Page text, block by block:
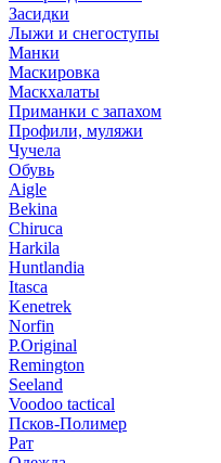
Засидки
Лыжи и снегоступы
Манки
Маскировка
Маскхалаты
Приманки с запахом
Профили, муляжи
Чучела
Обувь
Aigle
Bekina
Chiruсa
Harkila
Huntlandia
Itasca
Kenetrek
Norfin
P.Original
Remington
Seeland
Voodoo tactical
Псков-Полимер
Рат